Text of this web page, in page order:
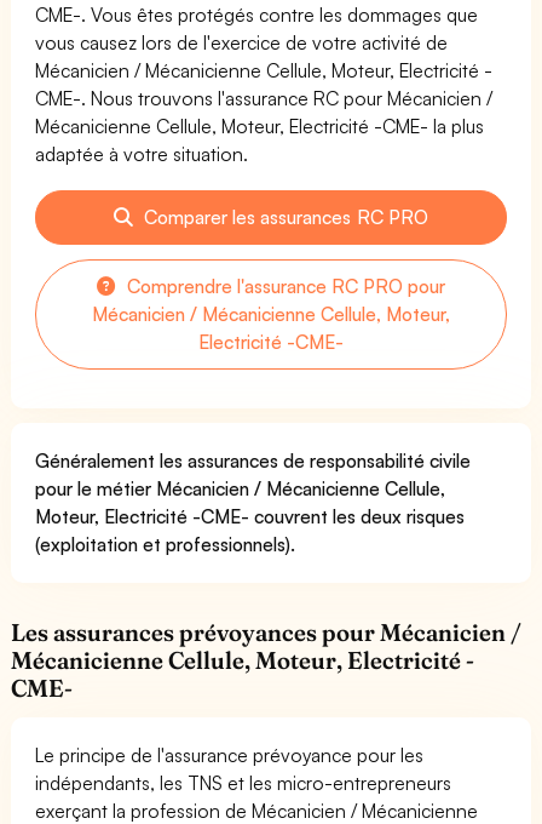
CME-. Vous êtes protégés contre les dommages que
vous causez lors de l'exercice de votre activité de
Mécanicien / Mécanicienne Cellule, Moteur, Electricité -
CME-. Nous trouvons l'assurance RC pour Mécanicien /
Mécanicienne Cellule, Moteur, Electricité -CME- la plus
adaptée à votre situation.
Comparer les assurances RC PRO
Comprendre l'assurance RC PRO pour
Mécanicien / Mécanicienne Cellule, Moteur,
Electricité -CME-
Généralement les assurances de responsabilité civile
pour le métier Mécanicien / Mécanicienne Cellule,
Moteur, Electricité -CME- couvrent les deux risques
(exploitation et professionnels).
Les assurances prévoyances pour Mécanicien /
Mécanicienne Cellule, Moteur, Electricité -
CME-
Le principe de l'assurance prévoyance pour les
indépendants, les TNS et les micro-entrepreneurs
exerçant la profession de Mécanicien / Mécanicienne